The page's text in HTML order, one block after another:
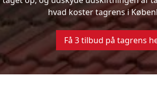
hvad koster tagrens i
Få 3 tilbud på tagrens